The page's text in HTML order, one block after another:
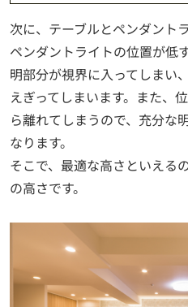
次に、テーブルとペンダント
ペンダントライトの位置が低
明部分が視界に入ってしまい
えぎってしまいます。また、
ら離れてしまうので、充分な
なります。
そこで、最適な高さといえる
の高さです。